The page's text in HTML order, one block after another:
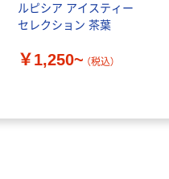
ルピシア アイスティー
セレクション 茶葉
￥1,250~ （税込）